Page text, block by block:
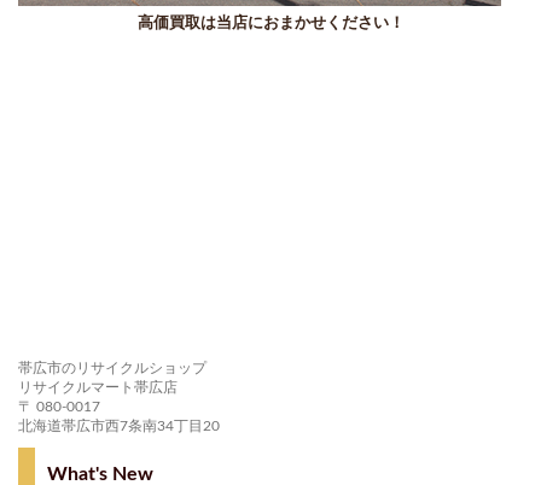
高価買取は当店におまかせください！
帯広市のリサイクルショップ
リサイクルマート帯広店
〒 080-0017
北海道帯広市西7条南34丁目20
What's New